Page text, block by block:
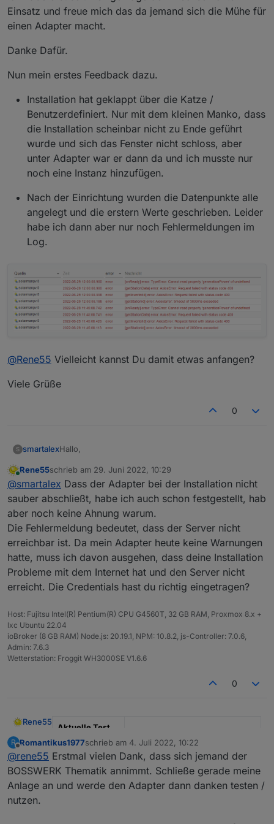
Einsatz und freue mich das da jemand sich die Mühe für
einen Adapter macht.
Danke Dafür.
Nun mein erstes Feedback dazu.
Installation hat geklappt über die Katze /
Benutzerdefiniert. Nur mit dem kleinen Manko, dass
die Installation scheinbar nicht zu Ende geführt
wurde und sich das Fenster nicht schloss, aber
unter Adapter war er dann da und ich musste nur
noch eine Instanz hinzufügen.
Nach der Einrichtung wurden die Datenpunkte alle
angelegt und die erstern Werte geschrieben. Leider
habe ich dann aber nur noch Fehlermeldungen im
Log.
@Rene55 Vielleicht kannst Du damit etwas anfangen?
Viele Grüße
0
S smartalexHallo,
ich habe erst seit wenige Tage den Wechselrichter
im Einsatz und freue mich das da jemand sich die
Mühe für einen Adapter macht.
Danke Dafür.
Nun mein erstes Feedback dazu.
Installation hat geklappt über die Katze /
Benutzerdefiniert. Nur mit dem kleinen Manko,
dass die Installation scheinbar nicht zu Ende
geführt wurde und sich das Fenster nicht
schloss, aber unter Adapter war er dann da
hinzufügen.
Nach der Einrichtung wurden die Datenpunkte
geschrieben. Leider habe ich dann aber nur
@Rene55Vielleicht kannst Du damit etwas
anfangen?
Viele Grüße
Online
Rene55schrieb am 29. Juni 2022, 10:29
zuletzt editiert von
@smartalex Dass der Adapter bei der Installation nicht
sauber abschließt, habe ich auch schon festgestellt, hab
aber noch keine Ahnung warum.
Die Fehlermeldung bedeutet, dass der Server nicht
erreichbar ist. Da mein Adapter heute keine Warnungen
hatte, muss ich davon ausgehen, dass deine Installation
Probleme mit dem Internet hat und den Server nicht
erreicht. Die Credentials hast du richtig eingetragen?
Host: Fujitsu Intel(R) Pentium(R) CPU G4560T, 32 GB RAM, Proxmox 8.x +
lxc Ubuntu 22.04
ioBroker (8 GB RAM) Node.js: 20.19.1, NPM: 10.8.2, js-Controller: 7.0.6,
Admin: 7.6.3
Wetterstation: Froggit WH3000SE V1.6.6
0
Rene55
Aktuelle Test
Version
0.5.1
Veröffentlichun
gsdatum
23.06.2022
R
Offline
Romantikus1977schrieb am 4. Juli 2022, 10:22
zuletzt editiert von
@rene55 Erstmal vielen Dank, dass sich jemand der
BOSSWERK Thematik annimmt. Schließe gerade meine
Anlage an und werde den Adapter dann danken testen /
nutzen.